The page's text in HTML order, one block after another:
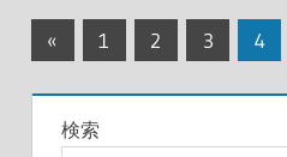
投
稿
の
«
事
1 2 3 4
検索